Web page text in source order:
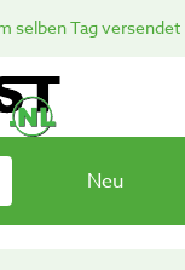
selben Tag versendet
Neu